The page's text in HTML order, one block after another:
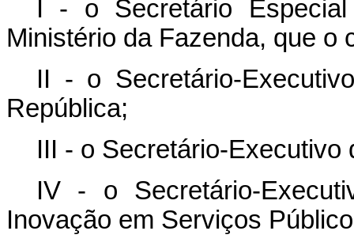
I - o Secretário
Ministério da Fazenda, que o
II - o Secretário-
República;
III - o Secretário-
IV - o Secretário-
Inovação em Serviços